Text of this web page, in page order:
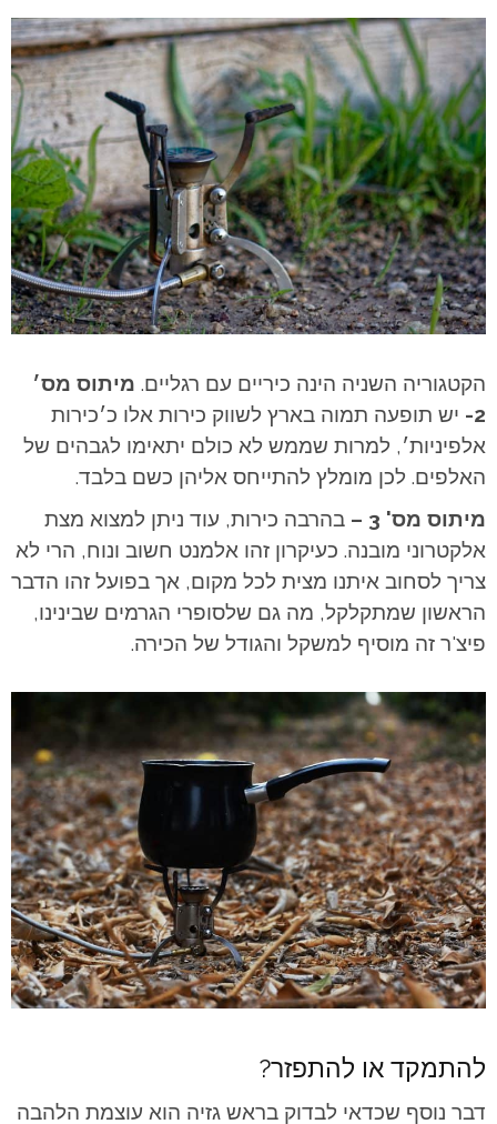
הקטגוריה השניה הינה כיריים עם רגליים. מיתוס מס׳
2-
יש תופעה תמוה בארץ לשווק כירות אלו כ׳כירות
אלפיניות׳, למרות שממש לא כולם יתאימו לגבהים של
האלפים. לכן מומלץ להתייחס אליהן כשם בלבד.
מיתוס מס' 3 –
בהרבה כירות, עוד ניתן למצוא מצת
אלקטרוני מובנה. כעיקרון זהו אלמנט חשוב ונוח, הרי לא
צריך לסחוב איתנו מצית לכל מקום, אך בפועל זהו הדבר
הראשון שמתקלקל, מה גם שלסופרי הגרמים שבינינו,
פיצ'ר זה מוסיף למשקל והגודל של הכירה.
להתמקד או להתפזר?
דבר נוסף שכדאי לבדוק בראש גזיה הוא עוצמת הלהבה